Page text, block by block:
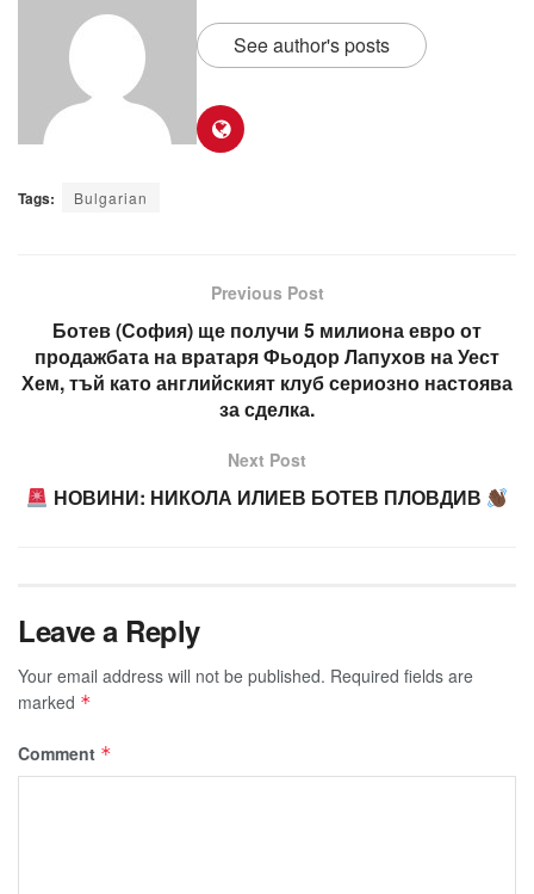
See author's posts
Tags: Bulgarian
Previous Post
Ботев (София) ще получи 5 милиона евро от
продажбата на вратаря Фьодор Лапухов на Уест
Хем, тъй като английският клуб сериозно настоява
за сделка.
Next Post
НОВИНИ: НИКОЛА ИЛИЕВ БОТЕВ ПЛОВДИВ
Leave a Reply
Your email address will not be published. Required fields are
marked *
Comment *